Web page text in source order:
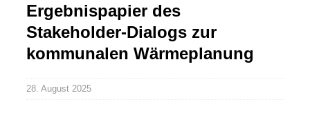
Ergebnispapier des
Stakeholder-Dialogs zur
kommunalen Wärmeplanung
28. August 2025